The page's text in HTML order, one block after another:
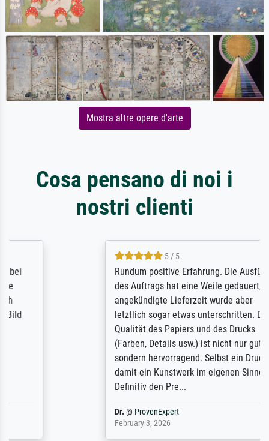
Mostra altre opere d'arte
Cosa pensano di noi i
nostri clienti
Rundum positive Erfahrung. Die Ausführung
des Auftrags hat eine Weile gedauert, die
angekündigte Lieferzeit wurde aber
letztlich sogar etwas unterschritten. Die
Qualität des Papiers und des Drucks
(Farben, Details usw.) ist nicht nur gut,
sondern hervorragend. Selbst ein Druck ist
damit ein Kunstwerk im eigenen Sinne.
Definitiv den Pre...